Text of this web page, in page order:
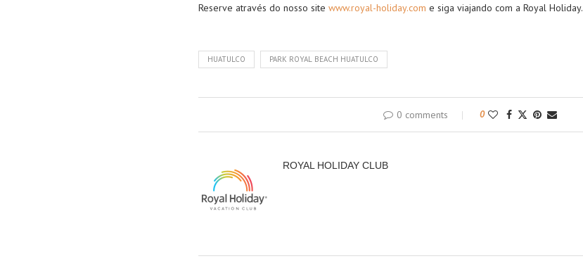
Reserve através do nosso site www.royal-holiday.com e siga viajando com a Royal Holiday.
HUATULCO PARK ROYAL BEACH HUATULCO
0 comments 0
ROYAL HOLIDAY CLUB